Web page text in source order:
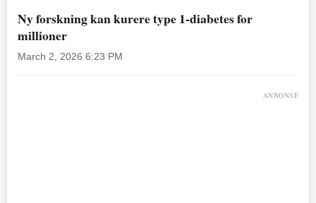
Ny forskning kan kurere type 1-diabetes for
millioner
March 2, 2026 6:23 PM
ANNONSE